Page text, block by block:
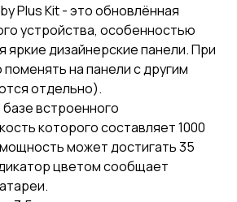
Plus Kit - это обновлённая
устройства, особенностью
яркие дизайнерские панели. При
на панели с другим
отдельно).
встроенного
которого составляет 1000
может достигать 35
цветом сообщает